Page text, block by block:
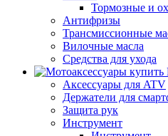
Тормозные и
Антифризы
Трансмиссионные
Вилочные масла
Средства для ухода
Аксессуары для ATV
Держатели для
Защита рук
Инструмент